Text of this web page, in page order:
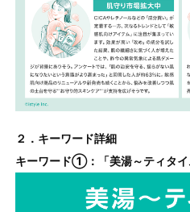
２．キーワード詳細
キーワード①：「美湯～ティタイ